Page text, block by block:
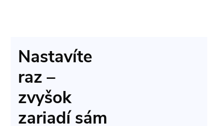
Nastavíte
raz –
zvyšok
zariadí sám